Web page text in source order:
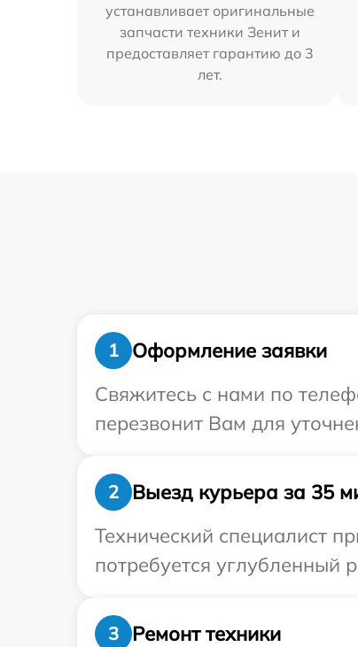
устанавливает оригинальные
запчасти техники Зенит и
предоставляет гарантию до 3
лет.
1
Оформление заявки
Свяжитесь с нами по
перезвонит Вам для
2
Выезд курьера за 35
Технический специалист
потребуется углубленный
3
Ремонт техники